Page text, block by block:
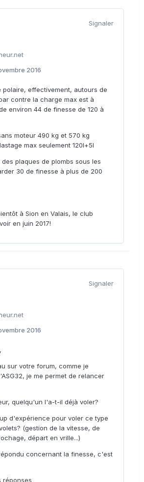
Signaler
2016
polaire, effectivement, autours de
contre la charge max est à
environ 44 de finesse de 120 à
moteur 490 kg et 570 kg
max seulement 120l+5l
plaques de plombs sous les
30 de finesse à plus de 200
à Sion en Valais, le club
en juin 2017!
Signaler
2016
sur votre forum, comme je
je me permet de relancer
quelqu'un l'a-t-il déjà voler?
d'expérience pour voler ce type
(gestion de la vitesse, de
départ en vrille...)
concernant la finesse, c'est
réponses